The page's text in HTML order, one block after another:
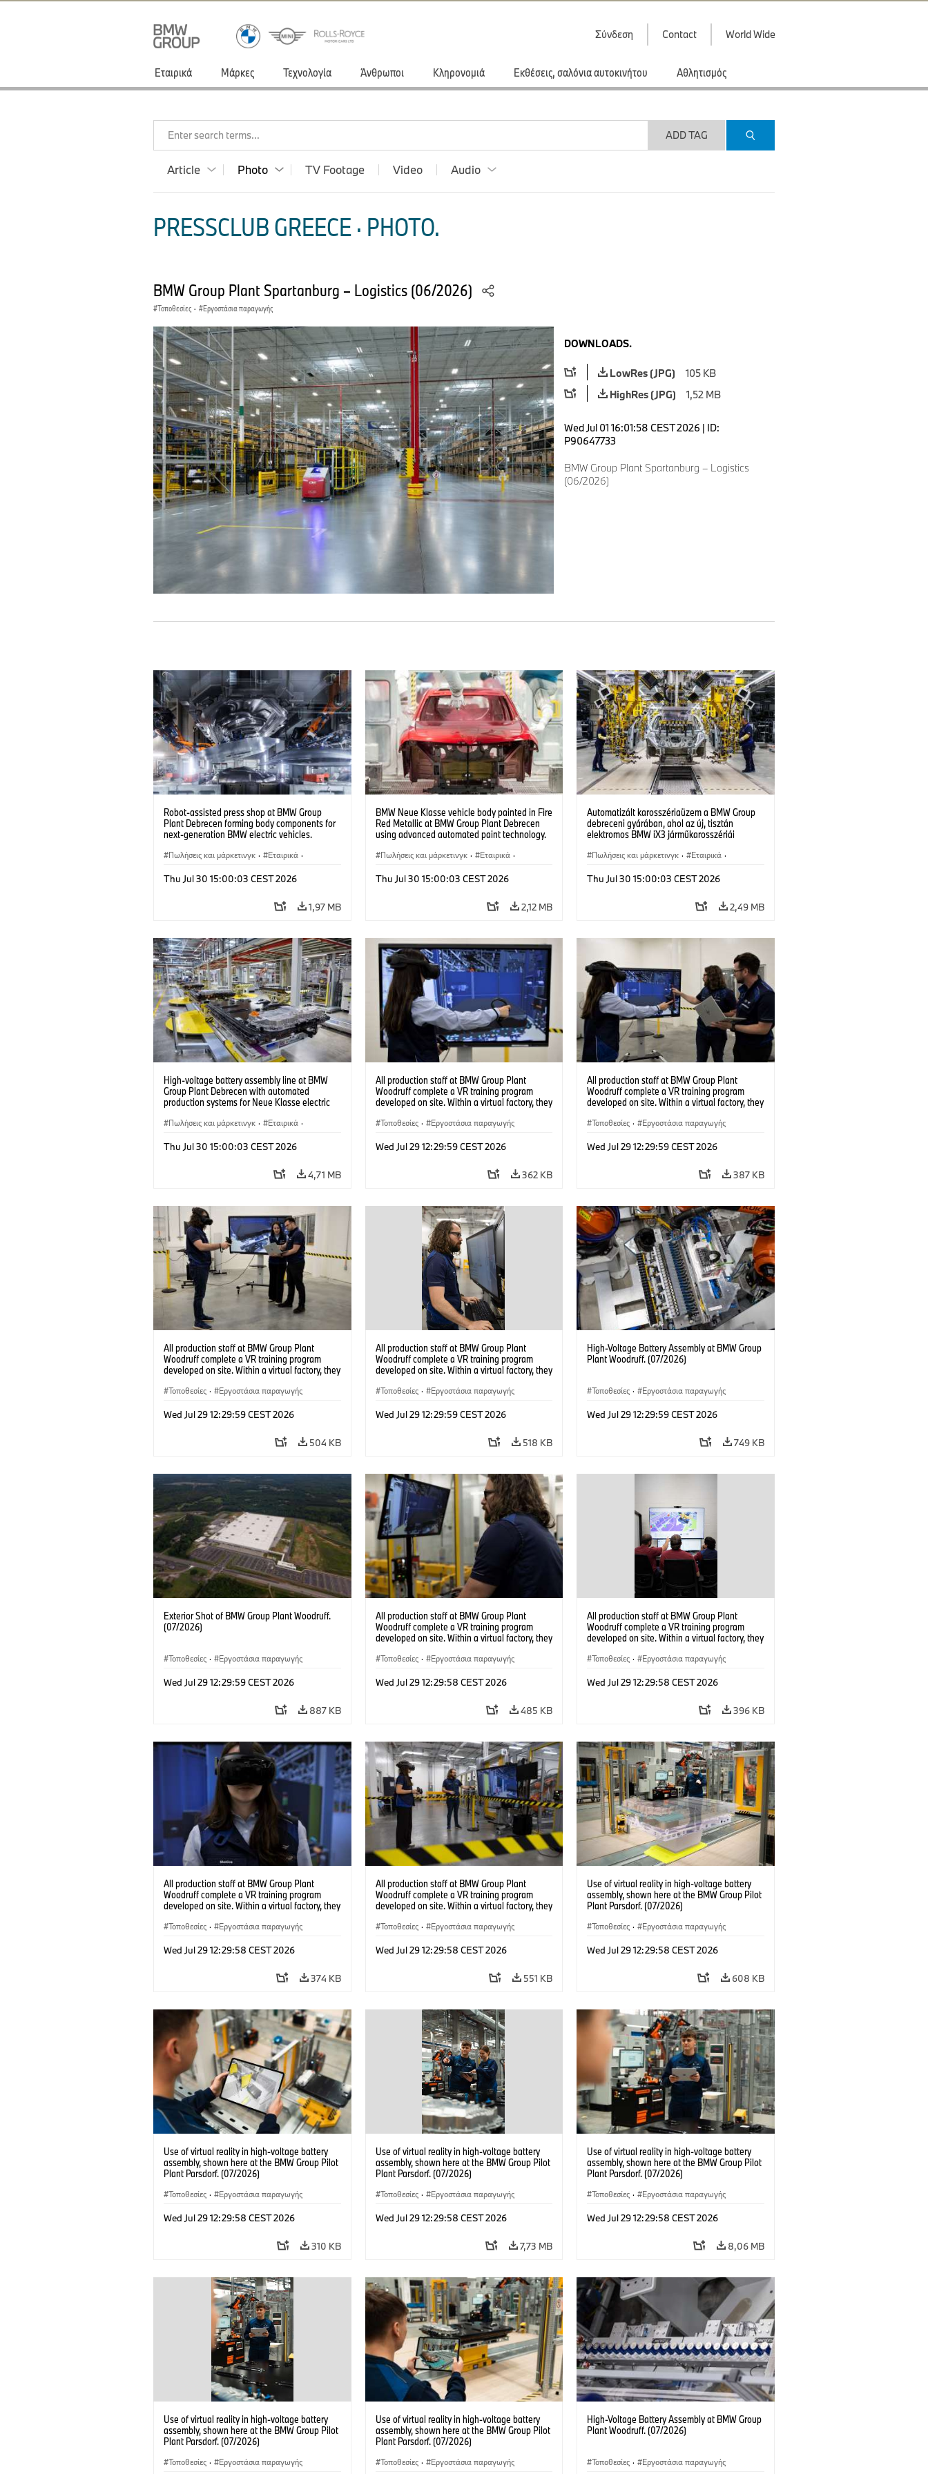
Σύνδεση Contact World Wide
Εταιρικά Μάρκες Τεχνολογία Άνθρωποι Κληρονομιά Εκθέσεις, σαλόνια αυτοκινήτου Αθλητισμός
Enter search terms... ADD TAG
Article Photo TV Footage Video Audio
PRESSCLUB GREECE · PHOTO.
BMW Group Plant Spartanburg – Logistics (06/2026)
Τοποθεσίες · Εργοστάσια παραγωγής
DOWNLOADS.
LowRes (JPG)
105 KB
HighRes (JPG)
1,52 MB
Wed Jul 01 16:01:58 CEST 2026 | ID:
P90647733
BMW Group Plant Spartanburg – Logistics
(06/2026)
Robot-assisted press shop at BMW Group
Plant Debrecen forming body components for
next-generation BMW electric vehicles.
Πωλήσεις και μάρκετινγκ · Εταιρικά ·
Thu Jul 30 15:00:03 CEST 2026
1,97 MB
BMW Neue Klasse vehicle body painted in Fire
Red Metallic at BMW Group Plant Debrecen
using advanced automated paint technology.
Πωλήσεις και μάρκετινγκ · Εταιρικά ·
Thu Jul 30 15:00:03 CEST 2026
2,12 MB
Automatizált karosszériaüzem a BMW Group
debreceni gyárában, ahol az új, tisztán
elektromos BMW iX3 járműkarosszériái
Πωλήσεις και μάρκετινγκ · Εταιρικά ·
Thu Jul 30 15:00:03 CEST 2026
2,49 MB
High-voltage battery assembly line at BMW
Group Plant Debrecen with automated
production systems for Neue Klasse electric
Πωλήσεις και μάρκετινγκ · Εταιρικά ·
Thu Jul 30 15:00:03 CEST 2026
4,71 MB
All production staff at BMW Group Plant
Woodruff complete a VR training program
developed on site. Within a virtual factory, they
under realistic conditions. (07/2026)
Τοποθεσίες · Εργοστάσια παραγωγής
Wed Jul 29 12:29:59 CEST 2026
362 KB
All production staff at BMW Group Plant
Woodruff complete a VR training program
developed on site. Within a virtual factory, they
under realistic conditions. (07/2026)
Τοποθεσίες · Εργοστάσια παραγωγής
Wed Jul 29 12:29:59 CEST 2026
387 KB
All production staff at BMW Group Plant
Woodruff complete a VR training program
developed on site. Within a virtual factory, they
under realistic conditions. (07/2026)
Τοποθεσίες · Εργοστάσια παραγωγής
Wed Jul 29 12:29:59 CEST 2026
504 KB
All production staff at BMW Group Plant
Woodruff complete a VR training program
developed on site. Within a virtual factory, they
under realistic conditions. (07/2026)
Τοποθεσίες · Εργοστάσια παραγωγής
Wed Jul 29 12:29:59 CEST 2026
518 KB
High-Voltage Battery Assembly at BMW Group
Plant Woodruff. (07/2026)
Τοποθεσίες · Εργοστάσια παραγωγής
Wed Jul 29 12:29:59 CEST 2026
749 KB
Exterior Shot of BMW Group Plant Woodruff.
(07/2026)
Τοποθεσίες · Εργοστάσια παραγωγής
Wed Jul 29 12:29:59 CEST 2026
887 KB
All production staff at BMW Group Plant
Woodruff complete a VR training program
developed on site. Within a virtual factory, they
under realistic conditions. (07/2026)
Τοποθεσίες · Εργοστάσια παραγωγής
Wed Jul 29 12:29:58 CEST 2026
485 KB
All production staff at BMW Group Plant
Woodruff complete a VR training program
developed on site. Within a virtual factory, they
under realistic conditions. (07/2026)
Τοποθεσίες · Εργοστάσια παραγωγής
Wed Jul 29 12:29:58 CEST 2026
396 KB
All production staff at BMW Group Plant
Woodruff complete a VR training program
developed on site. Within a virtual factory, they
under realistic conditions. (07/2026)
Τοποθεσίες · Εργοστάσια παραγωγής
Wed Jul 29 12:29:58 CEST 2026
374 KB
All production staff at BMW Group Plant
Woodruff complete a VR training program
developed on site. Within a virtual factory, they
under realistic conditions. (07/2026)
Τοποθεσίες · Εργοστάσια παραγωγής
Wed Jul 29 12:29:58 CEST 2026
551 KB
Use of virtual reality in high-voltage battery
assembly, shown here at the BMW Group Pilot
Plant Parsdorf. (07/2026)
Τοποθεσίες · Εργοστάσια παραγωγής
Wed Jul 29 12:29:58 CEST 2026
608 KB
Use of virtual reality in high-voltage battery
assembly, shown here at the BMW Group Pilot
Plant Parsdorf. (07/2026)
Τοποθεσίες · Εργοστάσια παραγωγής
Wed Jul 29 12:29:58 CEST 2026
310 KB
Use of virtual reality in high-voltage battery
assembly, shown here at the BMW Group Pilot
Plant Parsdorf. (07/2026)
Τοποθεσίες · Εργοστάσια παραγωγής
Wed Jul 29 12:29:58 CEST 2026
7,73 MB
Use of virtual reality in high-voltage battery
assembly, shown here at the BMW Group Pilot
Plant Parsdorf. (07/2026)
Τοποθεσίες · Εργοστάσια παραγωγής
Wed Jul 29 12:29:58 CEST 2026
8,06 MB
Use of virtual reality in high-voltage battery
assembly, shown here at the BMW Group Pilot
Plant Parsdorf. (07/2026)
Τοποθεσίες · Εργοστάσια παραγωγής
Use of virtual reality in high-voltage battery
assembly, shown here at the BMW Group Pilot
Plant Parsdorf. (07/2026)
Τοποθεσίες · Εργοστάσια παραγωγής
High-Voltage Battery Assembly at BMW Group
Plant Woodruff. (07/2026)
Τοποθεσίες · Εργοστάσια παραγωγής